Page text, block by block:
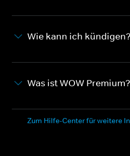
Wie kann ich kündigen?
Was ist WOW Premium?
Zum Hilfe-Center für weitere